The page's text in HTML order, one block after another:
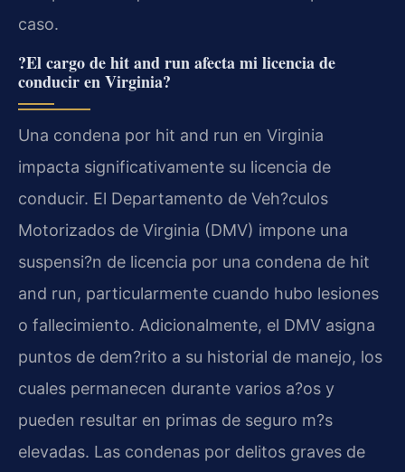
caso.
?El cargo de hit and run afecta mi licencia de
conducir en Virginia?
Una condena por hit and run en Virginia
impacta significativamente su licencia de
conducir. El Departamento de Veh?culos
Motorizados de Virginia (DMV) impone una
suspensi?n de licencia por una condena de hit
and run, particularmente cuando hubo lesiones
o fallecimiento. Adicionalmente, el DMV asigna
puntos de dem?rito a su historial de manejo, los
cuales permanecen durante varios a?os y
pueden resultar en primas de seguro m?s
elevadas. Las condenas por delitos graves de